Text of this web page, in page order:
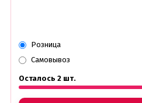
Розница
Самовывоз
Осталось 2 шт.